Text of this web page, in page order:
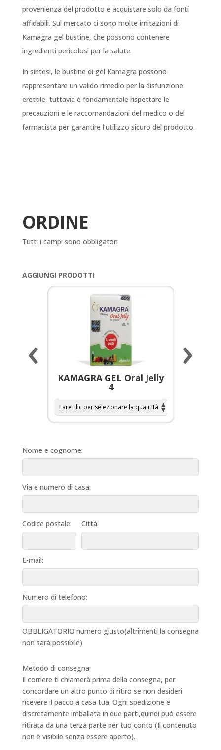
provenienza del prodotto e acquistare solo da fonti
affidabili. Sul mercato ci sono molte imitazioni di
Kamagra gel bustine, che possono contenere
ingredienti pericolosi per la salute.
In sintesi, le bustine di gel Kamagra possono
rappresentare un valido rimedio per la disfunzione
erettile, tuttavia è fondamentale rispettare le
precauzioni e le raccomandazioni del medico o del
farmacista per garantire l’utilizzo sicuro del prodotto.
ORDINE
Tutti i campi sono obbligatori
AGGIUNGI PRODOTTI
KAMAGRA GEL Oral Jelly
4
‹ ›
Nome e cognome:
Via e numero di casa:
Codice postale: Città:
E-mail:
Numero di telefono:
OBBLIGATORIO numero giusto(altrimenti la consegna
non sarà possibile)
Metodo di consegna:
Il corriere ti chiamerà prima della consegna, per
concordare un altro punto di ritiro se non desideri
ricevere il pacco a casa tua. Ogni spedizione è
discretamente imballata in due parti,quindi può essere
ritirata da una terza parte per tuo conto (Il contenuto
non è visibile senza essere aperto).